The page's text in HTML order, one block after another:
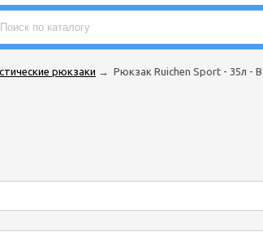
рюкзаки → Рюкзак Ruichen Sport - 35л -